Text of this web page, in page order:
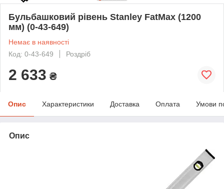
Бульбашковий рівень Stanley FatMax (1200
мм) (0-43-649)
Немає в наявності
Код: 0-43-649
Роздріб
2 633 ₴
Опис Характеристики Доставка Оплата Умови
Опис